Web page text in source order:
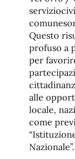
Questo
profuso a
per
alle
locale,
come
Nazionale”.